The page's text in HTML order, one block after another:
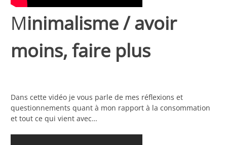
Minimalisme / avoir
moins, faire plus
Dans cette vidéo je vous parle de mes réflexions et
questionnements quant à mon rapport à la consommation
et tout ce qui vient avec…